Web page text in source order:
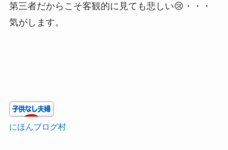
第三者だからこそ客観的に見ても悲しい😢・・・
気がします。
にほんブログ村